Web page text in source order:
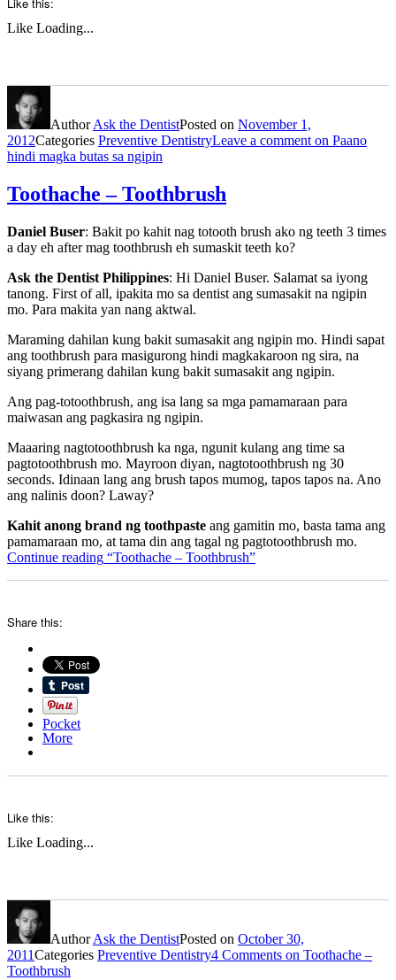
Like this:
Like Loading...
AuthorAsk the DentistPosted on November 1,
2012Categories Preventive DentistryLeave a commenton Paano
hindi magka butas sa ngipin
Toothache – Toothbrush
Daniel Buser: Bakit po kahit nag totooth brush ako ng teeth 3 times
a day eh after mag toothbrush eh sumaskit teeth ko?
Ask the Dentist Philippines: Hi Daniel Buser. Salamat sa iyong
tanong. First of all, ipakita mo sa dentist ang sumasakit na ngipin
mo. Para makita yan nang aktwal.
Maraming dahilan kung bakit sumasakit ang ngipin mo. Hindi sapat
ang toothbrush para masigurong hindi magkakaroon ng sira, na
siyang primerang dahilan kung bakit sumasakit ang ngipin.
Ang pag-totoothbrush, ang isa lang sa mga pamamaraan para
maiwasan ang pagkasira ng ngipin.
Maaaring nagtotoothbrush ka nga, ngunit kulang ang time sa
pagtotoothbrush mo. Mayroon diyan, nagtotoothbrush ng 30
seconds. Idinaan lang ang brush tapos mumog, tapos tapos na. Ano
ang nalinis doon? Laway?
Kahit anong brand ng toothpaste ang gamitin mo, basta tama ang
pamamaraan mo, at tama din ang tagal ng pagtotoothbrush mo.
Continue reading “Toothache – Toothbrush”
Share this:
Pocket
More
Like this:
Like Loading...
AuthorAsk the DentistPosted on October 30,
2011Categories Preventive Dentistry4 Comments on Toothache –
Toothbrush